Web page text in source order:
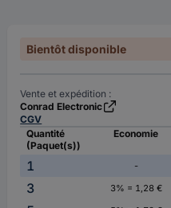
Bientôt disponible
Vente et expédition :
Conrad Electronic
CGV
Quantité
(Paquet(s))
Economie
1 -
3
3% = 1,28 €